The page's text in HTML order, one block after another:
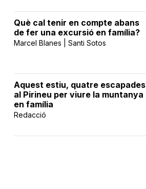
Què cal tenir en compte abans
de fer una excursió en família?
Marcel Blanes | Santi Sotos
Aquest estiu, quatre escapades
al Pirineu per viure la muntanya
en família
Redacció